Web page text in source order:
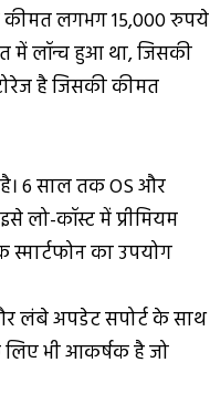
कीमत लगभग 15,000 रुपये
में लॉन्च हुआ था, जिसकी
है जिसकी कीमत
6 साल तक OS और
लो-कॉस्ट में प्रीमियम
का उपयोग
लंबे अपडेट सपोर्ट के साथ
भी आकर्षक है जो